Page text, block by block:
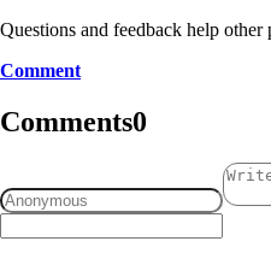
Questions and feedback help other
Comment
Comments0